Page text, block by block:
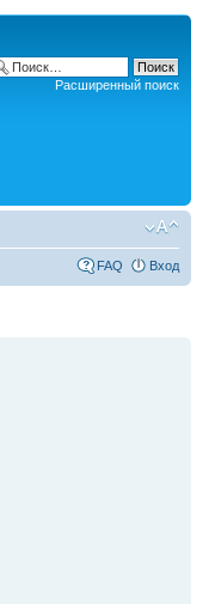
Расширенный поиск
FAQ Вход